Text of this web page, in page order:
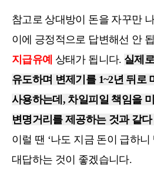
참고로 상대방이 돈을 자꾸만
이에 긍정적으로 답변해선 안
지급유예 상태가 됩니다. 실제
유도하며 변제기를 1~2년 뒤로
사용하는데, 차일피일 책임을
변명거리를 제공하는 것과 같
이럴 땐 ‘나도 지금 돈이 급하니
대답하는 것이 좋겠습니다.